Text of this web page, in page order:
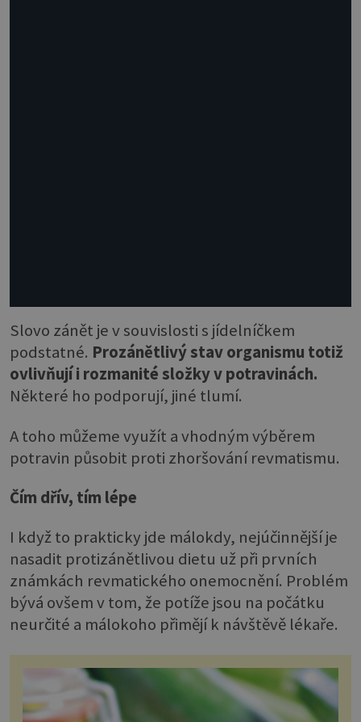
Slovo zánět je v souvislosti s jídelníčkem
podstatné. Prozánětlivý stav organismu totiž
ovlivňují i rozmanité složky v potravinách.
Některé ho podporují, jiné tlumí.
A toho můžeme využít a vhodným výběrem
potravin působit proti zhoršování revmatismu.
Čím dřív, tím lépe
I když to prakticky jde málokdy, nejúčinnější je
nasadit protizánětlivou dietu už při prvních
známkách revmatického onemocnění. Problém
bývá ovšem v tom, že potíže jsou na počátku
neurčité a málokoho přimějí k návštěvě lékaře.